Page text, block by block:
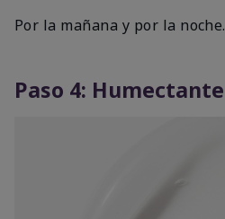
Por la mañana y por la noche.
Paso 4: Humectante